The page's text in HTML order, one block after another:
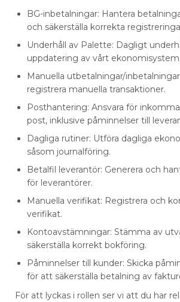
BG-inbetalningar: Hantera
och säkerställa korrekta
Underhåll av Palette: Dagligt
uppdatering av vårt
Manuella utbetalningar/
registrera manuella transaktioner.
Posthantering: Ansvara för
post, inklusive påminnelser till
Dagliga rutiner: Utföra dagliga
såsom journalföring.
Betalfil leverantör: Generera och
för leverantörer.
Manuella verifikat: Registrera och
verifikat.
Kontoavstämningar: Stämma av
säkerställa korrekt bokföring.
Påminnelser till kunder: Skicka
för att säkerställa betalning av
För att lyckas i rollen ser vi att du har